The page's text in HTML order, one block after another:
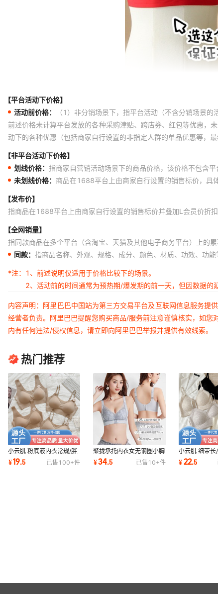
【平台活动下价格】
活动前价格：
（1）非分销场景下，指平台活动（不含分销场景
前述价格未计算平台发放的各种采购津贴、跨店券、红包等优惠，
动下的各种优惠（包括商家自行设置的非指定人群的单品优惠等，
【非平台活动下价格】
划线价格： 指商家自营销活动场景下的商品价格，该价格不包含
未划线价格： 商品在1688平台上由商家自行设置的销售标价，具
【发布价】
指商品在1688平台上由商家自行设置的销售标价并叠加L会员价折
【全网销量】
指同款商品在多个平台（含淘宝、天猫及其他电子商务平台）上的
同款： 指商品名称、外观、规格、成分、颜色、材质、功效、功
*注：
1、前述说明仅适用于价格比较下的场景。
2、活动前的时间通常为预热期/爆发期的前一天，但因数据的
内容声明：阿里巴巴中国站为第三方交易平台及互联网信息服务提
经营者负责。阿里巴巴提醒您购买商品/服务前注意谨慎核实，如
内有任何违法/侵权信息，请立即向阿里巴巴举报并提供有效线索。
热门推荐
小云肌 粉底液内衣常规/胖
版隐形无痕背心软支撑提拉
全固定透气杯
¥19.5 已售 100+件
聚拢承托内衣女无钢圈小胸
透气抗菌中厚棉杯无痕调整
型收副乳文胸
¥34.5 已售 10+件
小云肌 细带长
女背心带胸垫
内搭打底上衣
¥22.5